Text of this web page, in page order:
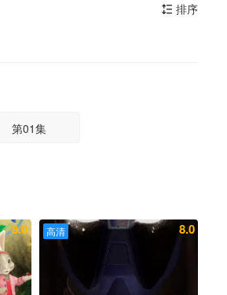
 排序
第01集
8.0 高清 8.0